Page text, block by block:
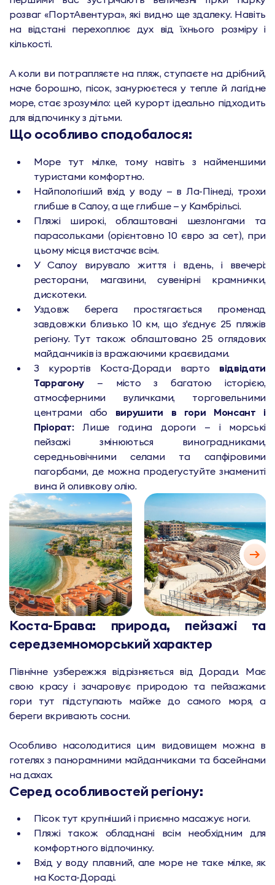
розваг «ПортАвентура», які видно ще здалеку. Навіть
на відстані перехоплює дух від їхнього розміру і
кількості.
А коли ви потрапляєте на пляж, ступаєте на дрібний,
наче борошно, пісок, занурюєтеся у тепле й лагідне
море, стає зрозуміло: цей курорт ідеально підходить
для відпочинку з дітьми.
Що особливо сподобалося:
Море тут мілке, тому навіть з найменшими
туристами комфортно.
Найпологіший вхід у воду — в Ла-Пінеді, трохи
глибше в Салоу, а ще глибше — у Камбрільсі.
Пляжі широкі, облаштовані шезлонгами та
парасольками (орієнтовно 10 євро за сет), при
цьому місця вистачає всім.
У Салоу вирувало життя і вдень, і ввечері:
ресторани, магазини, сувенірні крамнички,
дискотеки.
Уздовж берега простягається променад
завдовжки близько 10 км, що з'єднує 25 пляжів
регіону. Тут також облаштовано 25 оглядових
майданчиків із вражаючими краєвидами.
З курортів Коста-Доради варто відвідати
Таррагону — місто з багатою історією,
атмосферними вуличками, торговельними
центрами або вирушити в гори Монсант і
Пріорат:Лише година дороги — і морські
пейзажі змінюються виноградниками,
середньовічними селами та сапфіровими
пагорбами, де можна продегустуйте знамениті
вина й оливкову олію.
Коста-Брава: природа, пейзажі та
середземноморський характер
Північне узбережжя відрізняється від Доради. Має
свою красу і зачаровує природою та пейзажами:
гори тут підступають майже до самого моря, а
береги вкривають сосни.
Особливо насолодитися цим видовищем можна в
готелях з панорамними майданчиками та басейнами
на дахах.
Серед особливостей регіону:
Пісок тут крупніший і приємно масажує ноги.
Пляжі також обладнані всім необхідним для
комфортного відпочинку.
Вхід у воду плавний, але море не таке мілке, як
на Коста-Дораді.